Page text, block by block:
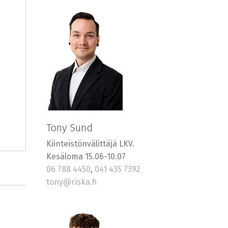
Tony Sund
Kiinteistönvälittäjä LKV.
Kesäloma 15.06-10.07
06 788 4450, 041 435 7392
tony@riska.fi